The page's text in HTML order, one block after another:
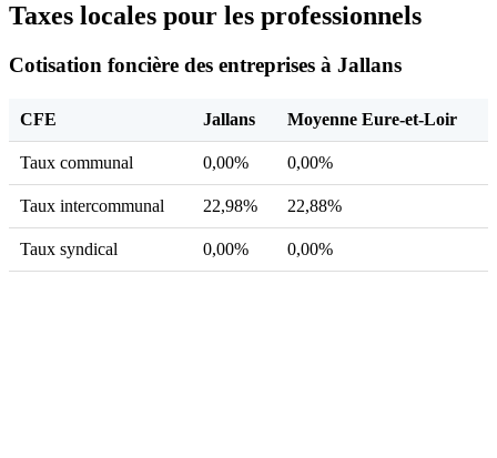
Taxes locales pour les professionnels
Cotisation foncière des entreprises à Jallans
CFE Jallans Moyenne Eure-et-Loir
Taux communal 0,00% 0,00%
Taux intercommunal 22,98% 22,88%
Taux syndical 0,00% 0,00%